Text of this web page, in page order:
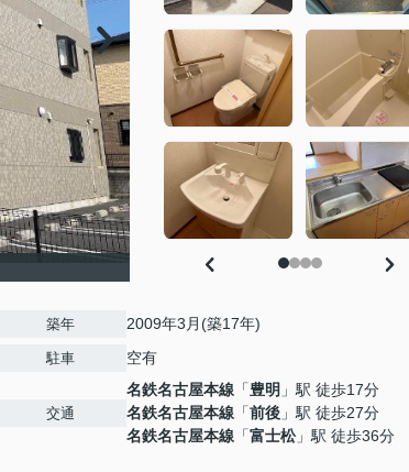
築年 2009年3月(築17年)
駐車 空有
交通
名鉄名古屋本線 「豊明 」駅 徒歩17分
名鉄名古屋本線 「前後 」駅 徒歩27分
名鉄名古屋本線 「富士松」駅 徒歩36分